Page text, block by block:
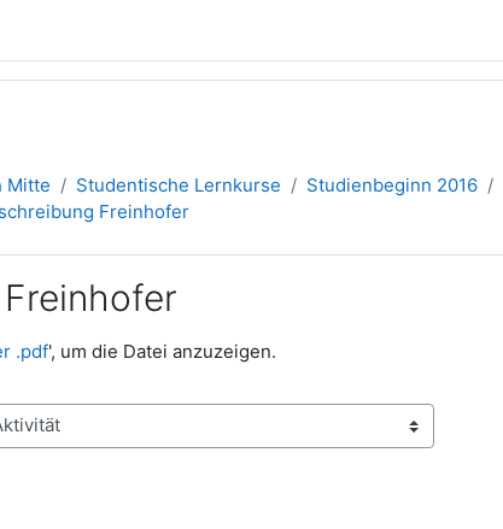
Mitte Studentische Lernkurse Studienbeginn 2016
Freinhofer
.pdf', um die Datei anzuzeigen.